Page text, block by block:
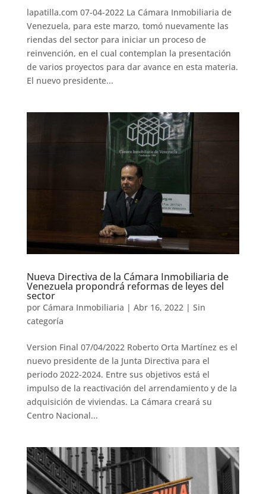
lapatilla.com 07-04-2022 La Cámara Inmobiliaria de
Venezuela, para este marzo, tomó nuevamente las
riendas del sector para iniciar un proceso de
reinvención, en el cual contemplan la presentación
de varios proyectos para dar avance en esta materia.
El nuevo presidente...
Nueva Directiva de la Cámara Inmobiliaria de
Venezuela propondrá reformas de leyes del
sector
por Cámara Inmobiliaria | Abr 16, 2022| Sin
categoría
Version Final 07/04/2022 Roberto Orta Martínez es el
nuevo presidente de la Junta Directiva para el
periodo 2022-2024. Entre sus objetivos está el
impulso de la reactivación del arrendamiento y de la
adquisición de viviendas. La Cámara creará su
Centro Nacional...